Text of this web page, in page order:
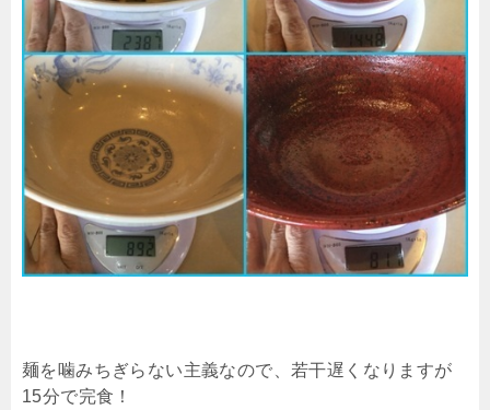
麺を噛みちぎらない主義なので、若干遅くなりますが
15分で完食！